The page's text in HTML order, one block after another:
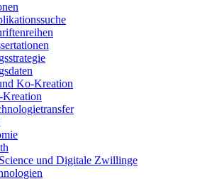
Ko-Kreation
und Digitale Zwillinge